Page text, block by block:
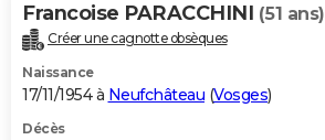
Francoise PARACCHINI (51 ans)
Créer une cagnotte obsèques
Naissance
17/11/1954 à Neufchâteau (Vosges)
Décès